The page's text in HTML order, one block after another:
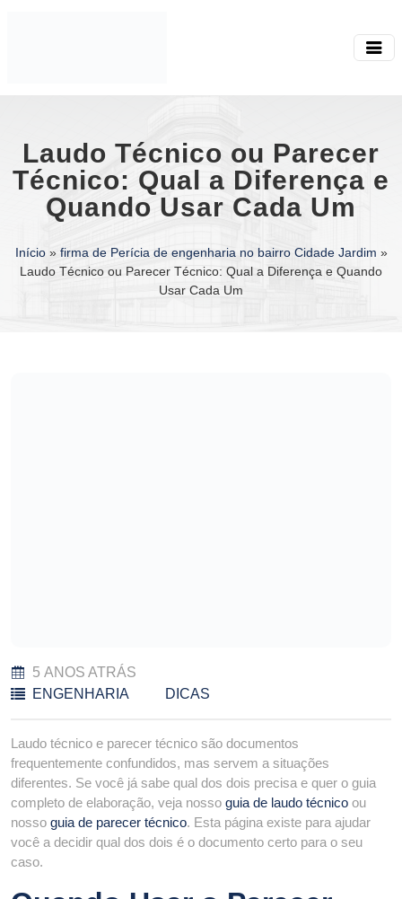
Laudo Técnico ou Parecer
Técnico: Qual a Diferença e
Quando Usar Cada Um
Início» firma de Perícia de engenharia no bairro Cidade Jardim »
Laudo Técnico ou Parecer Técnico: Qual a Diferença e Quando
Usar Cada Um
5 ANOS ATRÁS
ENGENHARIA
DICAS
Laudo técnico e parecer técnico são documentos
frequentemente confundidos, mas servem a situações
diferentes. Se você já sabe qual dos dois precisa e quer o guia
completo de elaboração, veja nosso guia de laudo técnico ou
nosso guia de parecer técnico. Esta página existe para ajudar
você a decidir qual dos dois é o documento certo para o seu
caso.